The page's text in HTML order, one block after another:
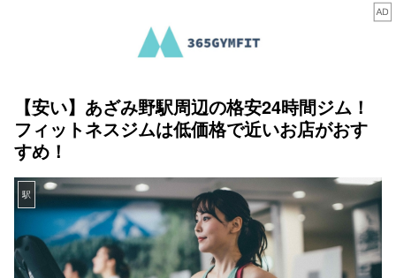
【安い】あざみ野駅周辺の格安24時間ジム！
フィットネスジムは低価格で近いお店がおす
すめ！
駅